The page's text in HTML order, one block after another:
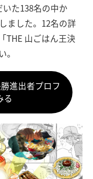
た138名の中か
ました。12名の詳
THE 山ごはん王決
進出者プロフ
る